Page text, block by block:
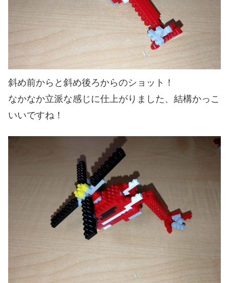
斜め前からと斜め後ろからのショット！
なかなか立派な感じに仕上がりました、結構かっこ
いいですね！